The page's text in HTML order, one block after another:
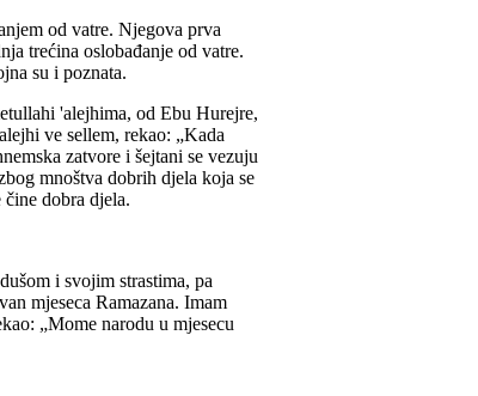
od vatre. Njegova prva
trećina oslobađanje od vatre.
su i poznata.
'alejhima, od Ebu Hurejre,
ve sellem, rekao: „Kada
zatvore i šejtani se vezuju
mnoštva dobrih djela koja se
dobra djela.
i svojim strastima, pa
mjeseca Ramazana. Imam
„Mome narodu u mjesecu